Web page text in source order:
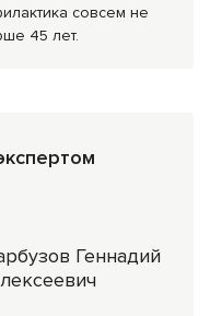
совсем не
45 лет.
Геннадий